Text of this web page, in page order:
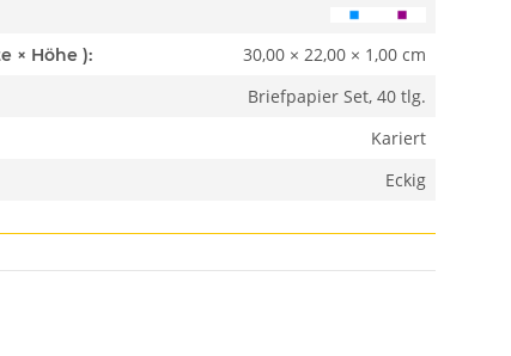
Abmessungen ( Länge × Breite × Höhe ):
30,00 × 22,00 × 1,00 cm
Briefpapier Set, 40 tlg.
Kariert
Eckig